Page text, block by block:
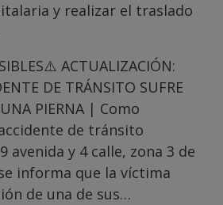
y realizar el traslado
ACTUALIZACIÓN:
DE TRÁNSITO SUFRE
PIERNA | Como
de tránsito
avenida y 4 calle, zona 3 de
informa que la víctima
de una de sus…